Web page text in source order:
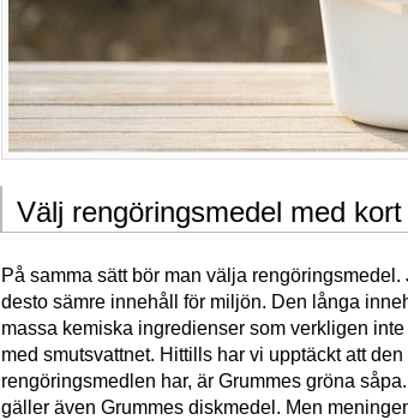
Välj rengöringsmedel med
På samma sätt bör man välja
desto sämre innehåll för miljön. Den långa
massa kemiska ingredienser som verkligen
med smutsvattnet. Hittills har vi upptäckt att
rengöringsmedlen har, är Grummes gröna
gäller även Grummes diskmedel. Men